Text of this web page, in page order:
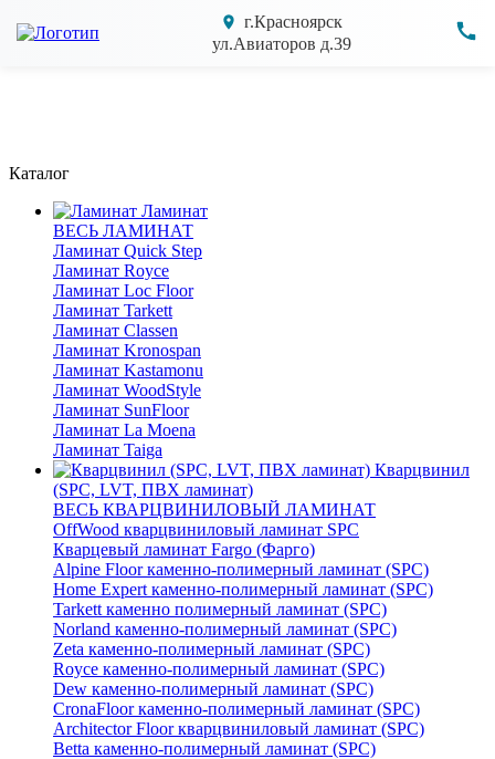
г.Красноярск
ул.Авиаторов д.39
Каталог
Ламинат
ВЕСЬ ЛАМИНАТ
Ламинат Quick Step
Ламинат Royce
Ламинат Loc Floor
Ламинат Tarkett
Ламинат Classen
Ламинат Kronospan
Ламинат Kastamonu
Ламинат WoodStyle
Ламинат SunFloor
Ламинат La Moena
Ламинат Taiga
Кварцвинил
(SPC, LVT, ПВХ ламинат)
ВЕСЬ КВАРЦВИНИЛОВЫЙ ЛАМИНАТ
OffWood кварцвиниловый ламинат SPC
Кварцевый ламинат Fargo (Фарго)
Alpine Floor каменно-полимерный ламинат (SPC)
Home Expert каменно-полимерный ламинат (SPC)
Tarkett каменно полимерный ламинат (SPC)
Norland каменно-полимерный ламинат (SPC)
Zeta каменно-полимерный ламинат (SPC)
Royce каменно-полимерный ламинат (SPC)
Dew каменно-полимерный ламинат (SPC)
CronaFloor каменно-полимерный ламинат (SPC)
Architector Floor кварцвиниловый ламинат (SPC)
Betta каменно-полимерный ламинат (SPC)